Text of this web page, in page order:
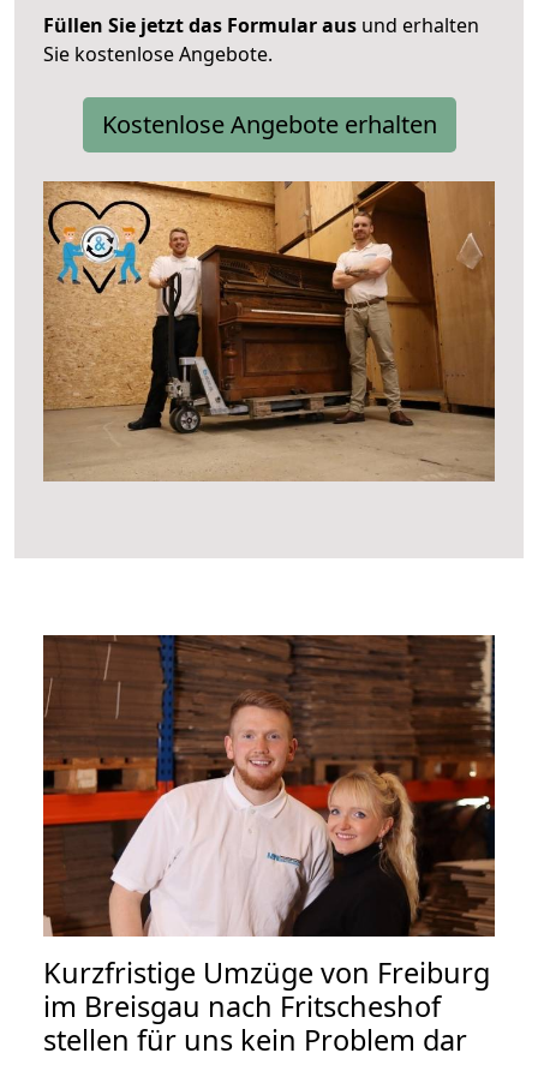
Füllen Sie jetzt das Formular aus und erhalten
Sie kostenlose Angebote.
Kostenlose Angebote erhalten
Kurzfristige Umzüge von Freiburg
im Breisgau nach Fritscheshof
stellen für uns kein Problem dar